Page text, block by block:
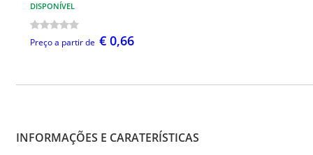
DISPONÍVEL
Preço a partir de € 0,66
INFORMAÇÕES E CARATERÍSTICAS